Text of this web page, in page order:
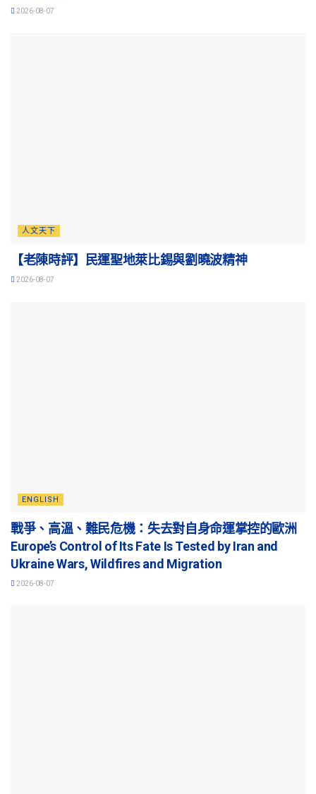
2026-08-07
人文天下
【老陳時評】民運聖地萊比錫與劉曉波精神
2026-08-07
ENGLISH
戰爭、高溫、難民危機：失去對自身命運掌控的歐洲
Europe’s Control of Its Fate Is Tested by Iran and
Ukraine Wars, Wildfires and Migration
2026-08-07